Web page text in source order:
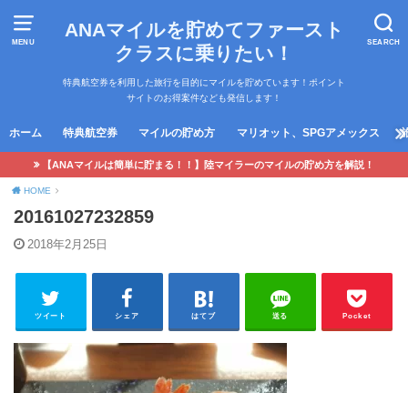
MENU SEARCH
ANAマイルを貯めてファースト
クラスに乗りたい！
特典航空券を利用した旅行を目的にマイルを貯めています！ポイント
サイトのお得案件なども発信します！
ホーム 特典航空券 マイルの貯め方 マリオット、SPGアメックス
【ANAマイルは簡単に貯まる！！】陸マイラーのマイルの貯め方を解説！
HOME
20161027232859
2018年2月25日
ツイート シェア はてブ 送る Pocket